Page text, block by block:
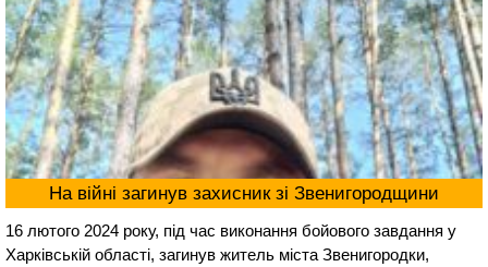
На війні загинув захисник зі Звенигородщини
16 лютого 2024 року, під час виконання бойового завдання у
Харківській області, загинув житель міста Звенигородки,